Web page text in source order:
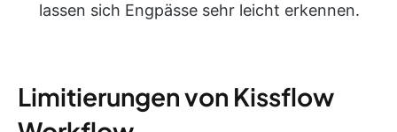
lassen sich Engpässe sehr leicht erkennen.
Limitierungen von Kissflow